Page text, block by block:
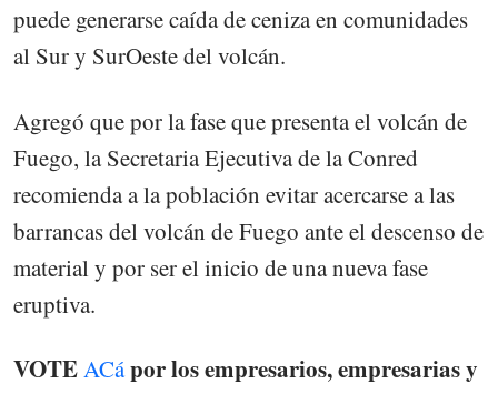
puede generarse caída de ceniza en comunidades
al Sur y SurOeste del volcán.
Agregó que por la fase que presenta el volcán de
Fuego, la Secretaria Ejecutiva de la Conred
recomienda a la población evitar acercarse a las
barrancas del volcán de Fuego ante el descenso de
material y por ser el inicio de una nueva fase
eruptiva.
VOTEACápor los empresarios, empresarias y